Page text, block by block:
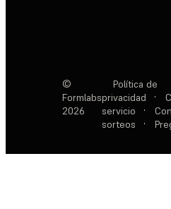
©
Formlabs
2026
Política de
privacidad
·
servicio
·
sorteos
·